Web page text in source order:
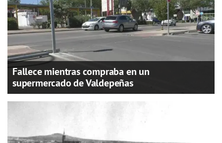
Fallece mientras compraba en un
supermercado de Valdepeñas